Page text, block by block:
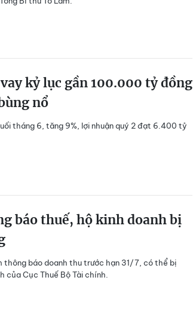
kỷ lục gần 100.000 tỷ đồng
nổ
tháng 6, tăng 9%, lợi nhuận quý 2 đạt 6.400 tỷ
báo thuế, hộ kinh doanh bị
thông báo doanh thu trước hạn 31/7, có thể bị
Cục Thuế Bộ Tài chính.